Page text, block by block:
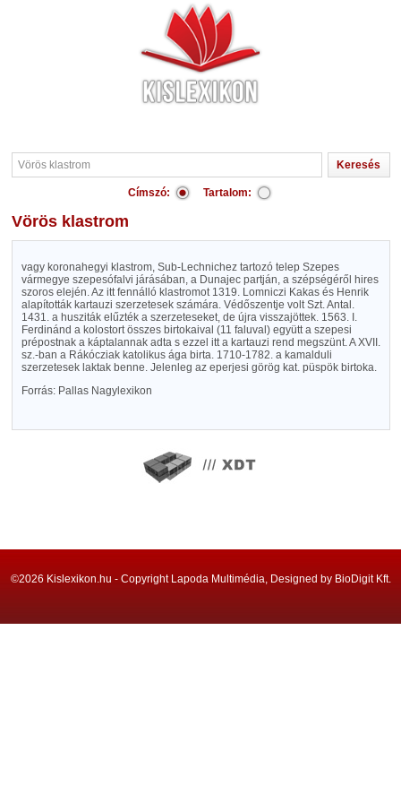
Címszó: Tartalom:
Vörös klastrom
vagy koronahegyi klastrom, Sub-Lechnichez tartozó telep Szepes
vármegye szepesófalvi járásában, a Dunajec partján, a szépségéről hires
szoros elején. Az itt fennálló klastromot 1319. Lomniczi Kakas és Henrik
alapították kartauzi szerzetesek számára. Védőszentje volt Szt. Antal.
1431. a husziták elűzték a szerzeteseket, de újra visszajöttek. 1563. I.
Ferdinánd a kolostort összes birtokaival (11 faluval) együtt a szepesi
prépostnak a káptalannak adta s ezzel itt a kartauzi rend megszünt. A XVII.
sz.-ban a Rákócziak katolikus ága birta. 1710-1782. a kamalduli
szerzetesek laktak benne. Jelenleg az eperjesi görög kat. püspök birtoka.
Forrás: Pallas Nagylexikon
©2026 Kislexikon.hu - Copyright Lapoda Multimédia, Designed by BioDigit Kft.